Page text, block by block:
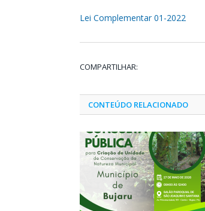
Lei Complementar 01-2022
COMPARTILHAR:
CONTEÚDO RELACIONADO